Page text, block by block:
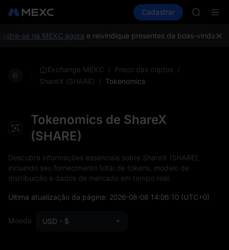
Mercados Spot Futuros
Cadastrar
SKYAI
SPCX
se na MEXC agorae reivindique presentes de boas-vindas no
Exchange MEXC / Preço das criptos /
ShareX (SHARE)
/ Tokenomics
Tokenomics de ShareX
(SHARE)
Descubra informações essenciais sobre ShareX (SHARE),
incluindo seu fornecimento total de tokens, modelo de
distribuição e dados de mercado em tempo real.
Última atualização da página: 2026-08-08 14:06:10 (UTC+0)
Moeda USD - $